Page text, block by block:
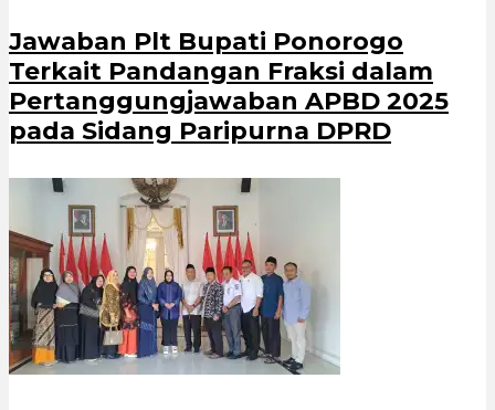
Jawaban Plt Bupati Ponorogo
Terkait Pandangan Fraksi dalam
Pertanggungjawaban APBD 2025
pada Sidang Paripurna DPRD